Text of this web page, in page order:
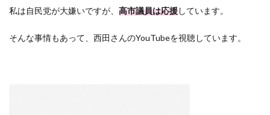
私は自民党が大嫌いですが、 高市議員は応援しています。
そんな事情もあって、西田さんのYouTubeを視聴しています。